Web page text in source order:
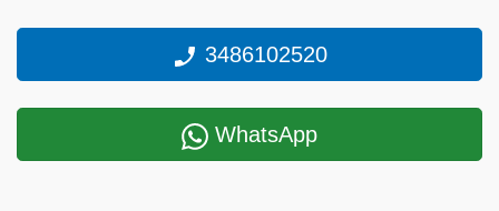
3486102520
WhatsApp